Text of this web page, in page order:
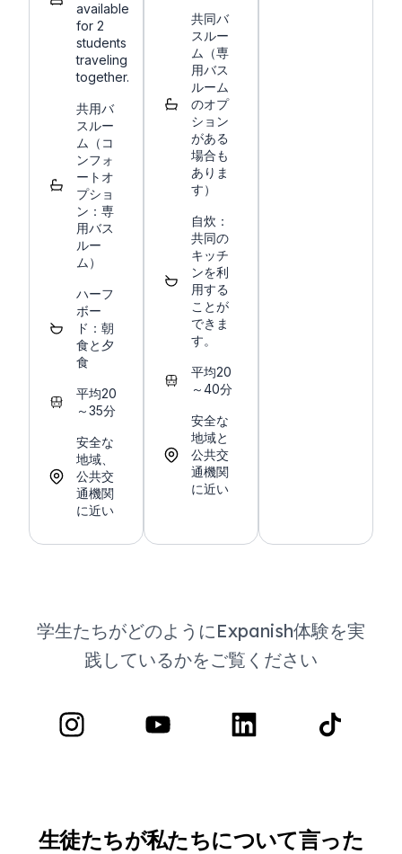
available
for 2
students
traveling
together.
共用バ
スルー
ム（コ
ンフォ
ートオ
プショ
ン：専
用バス
ルー
ム）
ハーフ
ボー
ド：朝
食と夕
食
平均20
～35分
安全な
地域、
公共交
通機関
に近い
共同バ
スルー
ム（専
用バス
ルーム
のオプ
ション
がある
場合も
ありま
す）
自炊：
共同の
キッチ
ンを利
用する
ことが
できま
す。
平均20
～40分
安全な
地域と
公共交
通機関
に近い
学生たちがどのようにExpanish体験を実
践しているかをご覧ください
生徒たちが私たちについて言った